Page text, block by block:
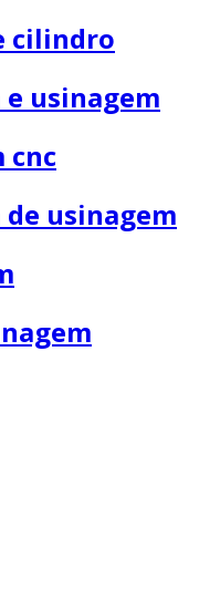
cilindro
usinagem
cnc
usinagem